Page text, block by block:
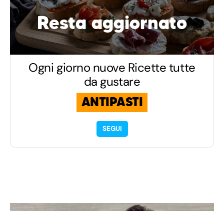
Resta aggiornato
Ogni giorno nuove Ricette tutte
da gustare
ANTIPASTI
SEGUI